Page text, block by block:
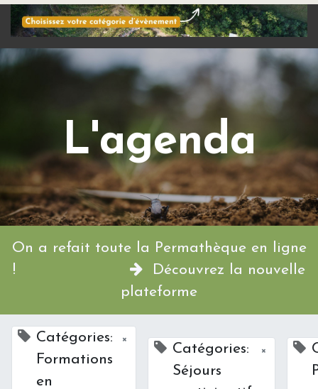
L'agenda
On a refait toute la Permathèque en ligne
!
Découvrez la nouvelle
plateforme
Catégories:
Formations
en
×
Catégories:
Séjours
×